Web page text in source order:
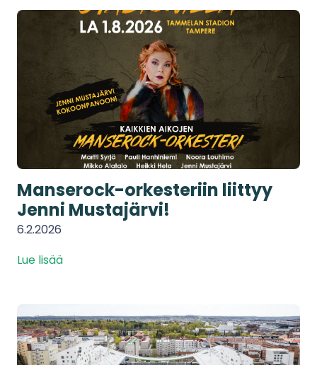
Manserock-orkesteriin liittyy
Jenni Mustajärvi!
6.2.2026
Lue lisää